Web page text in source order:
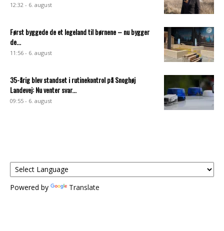
12:32 - 6. august
Først byggede de et legeland til børnene – nu bygger
de...
11:56 - 6. august
35-årig blev standset i rutinekontrol på Snoghøj
Landevej: Nu venter svar...
09:55 - 6. august
Powered by Translate